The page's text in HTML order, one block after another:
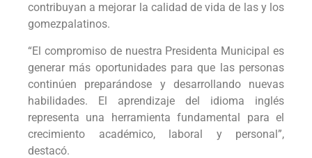
contribuyan a mejorar la calidad de vida de las y los
gomezpalatinos.
“El compromiso de nuestra Presidenta Municipal es
generar más oportunidades para que las personas
continúen preparándose y desarrollando nuevas
habilidades. El aprendizaje del idioma inglés
representa una herramienta fundamental para el
crecimiento académico, laboral y personal”,
destacó.